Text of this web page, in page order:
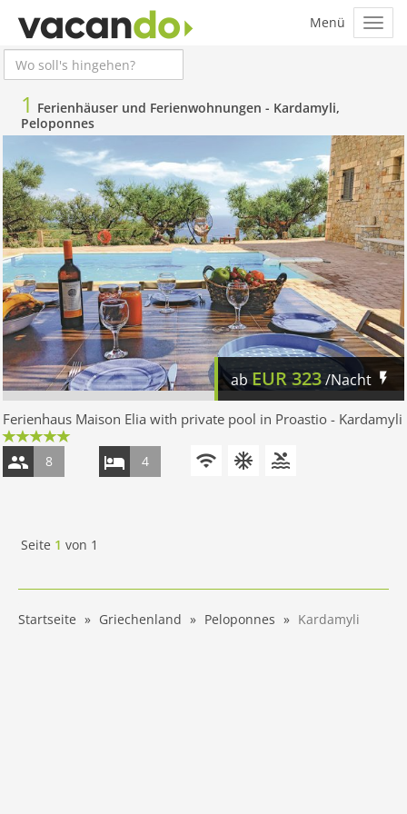
1 Ferienhäuser und Ferienwohnungen - Kardamyli,
Peloponnes
abEUR323/Nacht
Ferienhaus Maison Elia with private pool in Proastio - Kardamyli
8 4
Seite 1 von 1
Startseite Griechenland Peloponnes Kardamyli